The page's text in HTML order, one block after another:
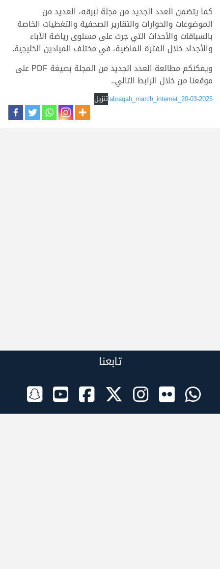
كما يتضمن العدد الجديد من مجلة لبرقه، العديد من
الموضوعات والحوارات والتقارير الصحفية والتغطيات الخاصة
بالسباقات والأحداث التي جرت على مستوى رياضة الآباء
والأجداد خلال الفترة الماضية، في مختلف الميادين الخليجية.
ويمكنكم مطالعة العدد الجديد من المجلة بصيغة PDF على
موقعنا من خلال الرابط التالي..
labraqah_march_internet_20-03-2025تنزيل
تابعنا